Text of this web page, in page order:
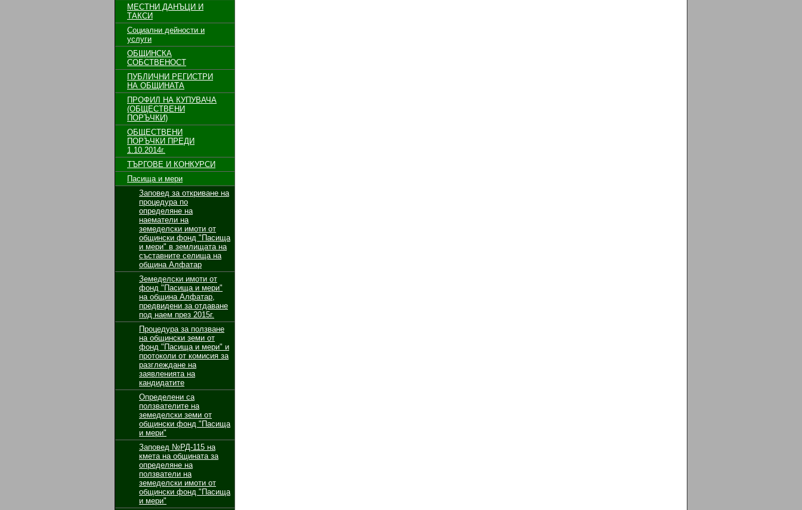
МЕСТНИ ДАНЪЦИ И
ТАКСИ
Социални дейности и
услуги
ОБЩИНСКА
СОБСТВЕНОСТ
ПУБЛИЧНИ РЕГИСТРИ
НА ОБЩИНАТА
ПРОФИЛ НА КУПУВАЧА
(ОБЩЕСТВЕНИ
ПОРЪЧКИ)
ОБЩЕСТВЕНИ
ПОРЪЧКИ ПРЕДИ
1.10.2014г.
ТЪРГОВЕ И КОНКУРСИ
Пасища и мери
Заповед за откриване на
процедура по
определяне на
наематели на
земеделски имоти от
общински фонд "Пасища
и мери" в землищата на
съставните селища на
община Алфатар
Земеделски имоти от
фонд "Пасища и мери"
на община Алфатар,
предвидени за отдаване
под наем през 2015г.
Процедура за ползване
на общински земи от
фонд "Пасища и мери" и
протоколи от комисия за
разглеждане на
заявленията на
кандидатите
Определени са
ползвателите на
земеделски земи от
общински фонд "Пасища
и мери"
Заповед №РД-115 на
кмета на общината за
определяне на
ползватели на
земеделски имоти от
общински фонд "Пасища
и мери"